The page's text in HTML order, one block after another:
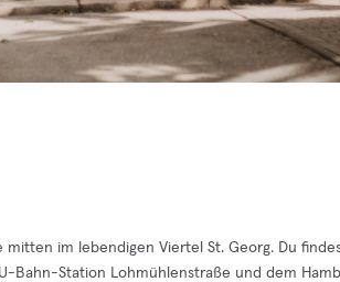
mitten im lebendigen Viertel St. Georg. Du
Bahn-Station Lohmühlenstraße und dem